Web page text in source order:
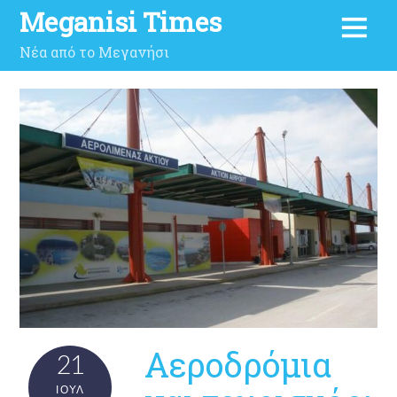
Meganisi Times
Νέα από το Μεγανήσι
21
ΙΟΎΛ
Αεροδρόμια